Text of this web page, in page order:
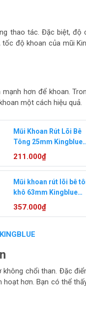
thao tác. Đặc biệt, độ
độ khoan của mũi
hơn để khoan.
một cách hiệu quả.
Mũi Khoan Rút Lõi Bê
Tông 25mm Kingblue
KRL-25*370
211.000₫
Mũi khoan rút lõi bê
khô 63mm Kingblue
KRLK-63x250
357.000₫
không chổi than. Đặc
hơn. Bạn có thể